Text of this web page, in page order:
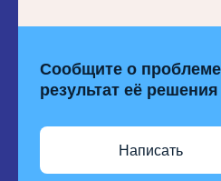
Сообщите о
результат её решения
Написать